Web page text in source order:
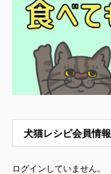
犬猫レシピ会員情報
ログインしていません。